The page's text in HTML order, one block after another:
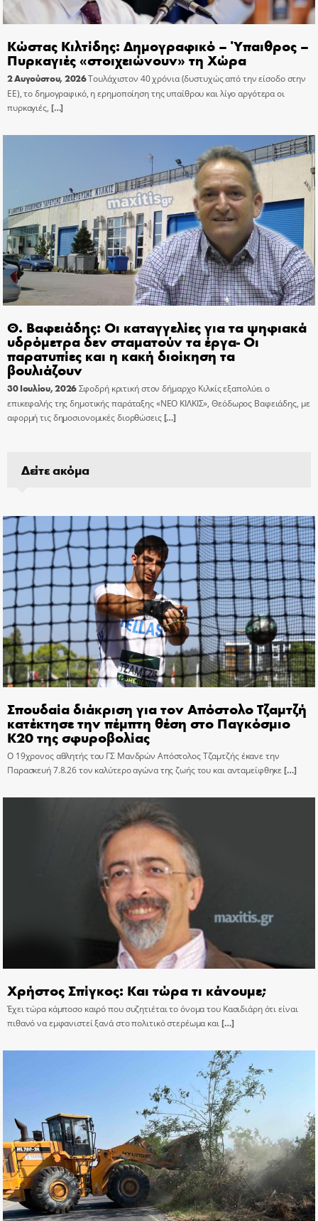
Κώστας Κιλτίδης: Δημογραφικό – Ύπαιθρος –
Πυρκαγιές «στοιχειώνουν» τη Χώρα
2 Αυγούστου, 2026Τουλάχιστον 40 χρόνια (δυστυχώς από την είσοδο στην
ΕΕ), το δημογραφικό, η ερημοποίηση της υπαίθρου και λίγο αργότερα οι
πυρκαγιές, […]
Θ. Βαφειάδης: Οι καταγγελίες για τα ψηφιακά
υδρόμετρα δεν σταματούν τα έργα- Οι
παρατυπίες και η κακή διοίκηση τα
βουλιάζουν
30 Ιουλίου, 2026Σφοδρή κριτική στον δήμαρχο Κιλκίς εξαπολύει ο
επικεφαλής της δημοτικής παράταξης «ΝΕΟ ΚΙΛΚΙΣ», Θεόδωρος Βαφειάδης, με
αφορμή τις δημοσιονομικές διορθώσεις[…]
Δείτε ακόμα
Σπουδαία διάκριση για τον Απόστολο Τζαμτζή
κατέκτησε την πέμπτη θέση στο Παγκόσμιο
Κ20 της σφυροβολίας
Ο 19χρονος αθλητής του ΓΣ Μανδρών Απόστολος Τζαμτζής έκανε την
Παρασκευή 7.8.26 τον καλύτερο αγώνα της ζωής του και ανταμείφθηκε[…]
Χρήστος Σπίγκος: Και τώρα τι κάνουμε;
Έχει τώρα κάμποσο καιρό που συζητιέται το όνομα του Κασιδιάρη ότι είναι
πιθανό να εμφανιστεί ξανά στο πολιτικό στερέωμα και[…]